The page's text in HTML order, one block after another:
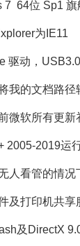
64位 Sp1 旗
为IE11
动，
的文档路径
软所有更新
2019运
看管的情况
打印机共享
DirectX